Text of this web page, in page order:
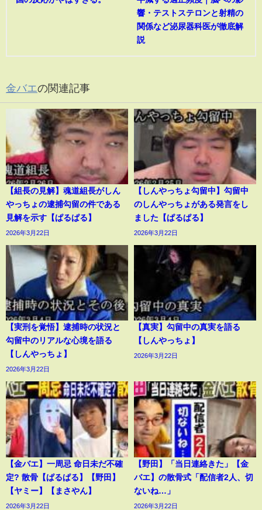
響・テストステロンと射精の
関係など泌尿器科医が徹底解
説
金バエの関連記事
【組長の見解】魂道組長がしん
やっちょの逮捕勾留の件である
見解を示す【ぱるぱる】
2026年3月22日
【しんやっちょ勾留中】勾留中
のしんやっちょがある発言をし
ました【ぱるぱる】
2026年3月22日
【実刑を覚悟】逮捕時の状況と
勾留中のリアルな心境を語る
【しんやっちょ】
2026年3月22日
【真実】勾留中の真実を語る
【しんやっちょ】
2026年3月22日
【金バエ】一周忌 命日未だ不確
定? 散骨【ぱるぱる】【野田】
【ヤミー】【まさやん】
2026年3月22日
【野田】「当日連絡きた」【金
バエ】の散骨式「配信者2人、切
ないね…」
2026年3月22日